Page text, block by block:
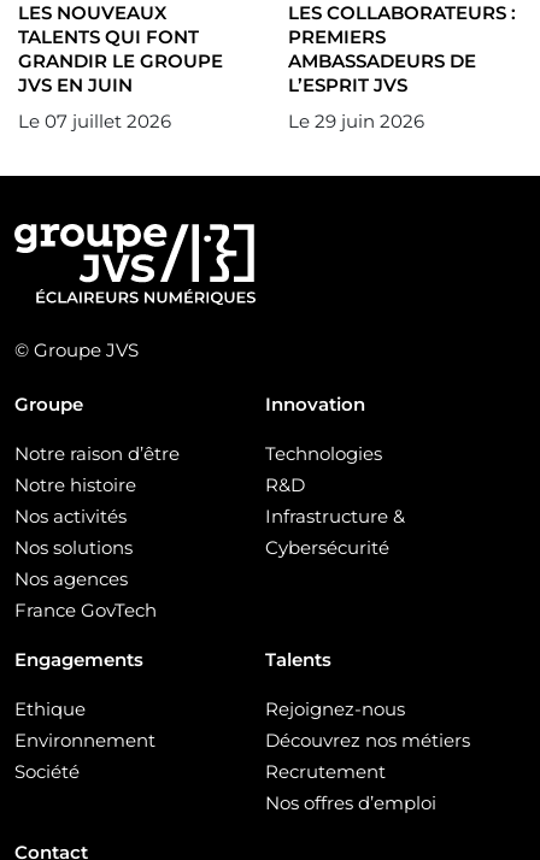
LES NOUVEAUX
TALENTS QUI FONT
GRANDIR LE GROUPE
JVS EN JUIN
Le 07 juillet 2026
LES COLLABORATEURS :
PREMIERS
AMBASSADEURS DE
L’ESPRIT JVS
Le 29 juin 2026
© Groupe JVS
Groupe
Notre raison d’être
Notre histoire
Nos activités
Nos solutions
Nos agences
France GovTech
Innovation
Technologies
R&D
Infrastructure &
Cybersécurité
Engagements
Ethique
Environnement
Société
Talents
Rejoignez-nous
Découvrez nos métiers
Recrutement
Nos offres d’emploi
Contact